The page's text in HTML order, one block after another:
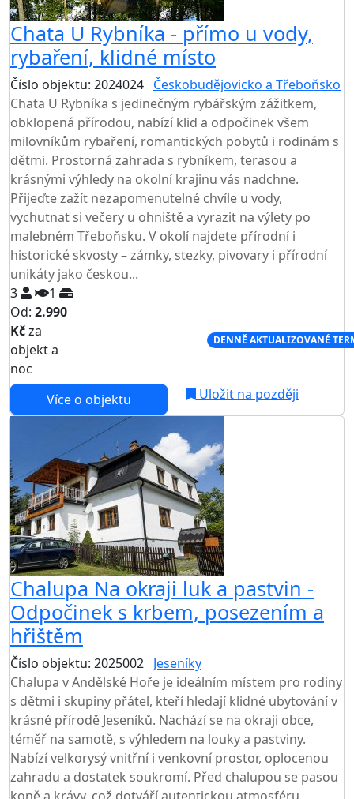
Chata U Rybníka - přímo u vody,
rybaření, klidné místo
Číslo objektu: 2024024 Českobudějovicko a Třeboňsko
Chata U Rybníka s jedinečným rybářským zážitkem,
obklopená přírodou, nabízí klid a odpočinek všem
milovníkům rybaření, romantických pobytů i rodinám s
dětmi. Prostorná zahrada s rybníkem, terasou a
krásnými výhledy na okolní krajinu vás nadchne.
Přijeďte zažít nezapomenutelné chvíle u vody,
vychutnat si večery u ohniště a vyrazit na výlety po
malebném Třeboňsku. V okolí najdete přírodní i
historické skvosty – zámky, stezky, pivovary i přírodní
unikáty jako českou...
3
1
Od: 2.990
Kčza
objekt a
noc
DENNĚ AKTUALIZOVANÉ
Více o objektu Uložit na později
Chalupa Na okraji luk a pastvin -
Odpočinek s krbem, posezením a
hřištěm
Číslo objektu: 2025002 Jeseníky
Chalupa v Andělské Hoře je ideálním místem pro rodiny
s dětmi i skupiny přátel, kteří hledají klidné ubytování v
krásné přírodě Jeseníků. Nachází se na okraji obce,
téměř na samotě, s výhledem na louky a pastviny.
Nabízí velkorysý vnitřní i venkovní prostor, oplocenou
zahradu a dostatek soukromí. Před chalupou se pasou